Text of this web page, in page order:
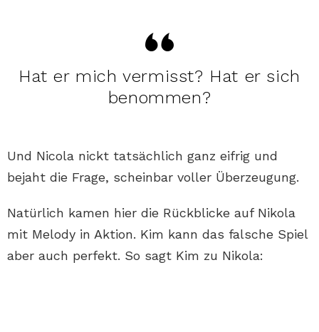
Hat er mich vermisst? Hat er sich
benommen?
Und Nicola nickt tatsächlich ganz eifrig und
bejaht die Frage, scheinbar voller Überzeugung.
Natürlich kamen hier die Rückblicke auf Nikola
mit Melody in Aktion. Kim kann das falsche Spiel
aber auch perfekt. So sagt Kim zu Nikola: